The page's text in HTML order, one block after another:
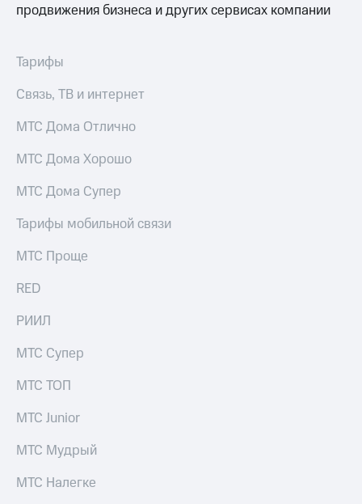
продвижения бизнеса и других сервисах компании
Тарифы
Связь, ТВ и интернет
МТС Дома Отлично
МТС Дома Хорошо
МТС Дома Супер
Тарифы мобильной связи
МТС Проще
RED
РИИЛ
МТС Супер
МТС ТОП
МТС Junior
МТС Мудрый
МТС Налегке